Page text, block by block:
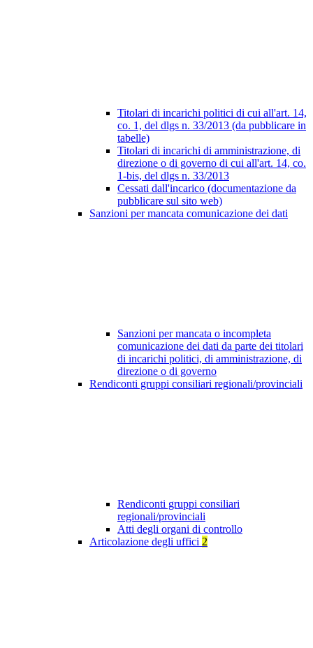
Titolari di incarichi politici di cui all'art. 14,
co. 1, del dlgs n. 33/2013 (da pubblicare in
tabelle)
Titolari di incarichi di amministrazione, di
direzione o di governo di cui all'art. 14, co.
1-bis, del dlgs n. 33/2013
Cessati dall'incarico (documentazione da
pubblicare sul sito web)
Sanzioni per mancata comunicazione dei dati
Sanzioni per mancata o incompleta
comunicazione dei dati da parte dei titolari
di incarichi politici, di amministrazione, di
direzione o di governo
Rendiconti gruppi consiliari regionali/provinciali
Rendiconti gruppi consiliari
regionali/provinciali
Atti degli organi di controllo
Articolazione degli uffici 2